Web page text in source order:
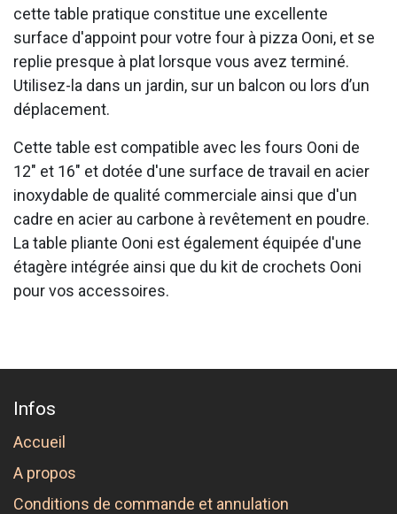
cette table pratique constitue une excellente
surface d'appoint pour votre four à pizza Ooni, et se
replie presque à plat lorsque vous avez terminé.
Utilisez-la dans un jardin, sur un balcon ou lors d’un
déplacement.
Cette table est compatible avec les fours Ooni de
12″ et 16″ et dotée d'une surface de travail en acier
inoxydable de qualité commerciale ainsi que d'un
cadre en acier au carbone à revêtement en poudre.
La table pliante Ooni est également équipée d'une
étagère intégrée ainsi que du kit de crochets Ooni
pour vos accessoires.
Infos
Accueil
A propos
Conditions de commande et annulation